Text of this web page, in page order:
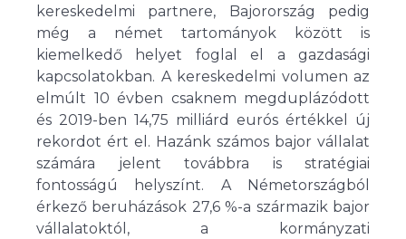
kereskedelmi partnere, Bajorország pedig
még a német tartományok között is
kiemelkedő helyet foglal el a gazdasági
kapcsolatokban. A kereskedelmi volumen az
elmúlt 10 évben csaknem megduplázódott
és 2019-ben 14,75 milliárd eurós értékkel új
rekordot ért el. Hazánk számos bajor vállalat
számára jelent továbbra is stratégiai
fontosságú helyszínt. A Németországból
érkező beruházások 27,6 %-a származik bajor
vállalatoktól, a kormányzati